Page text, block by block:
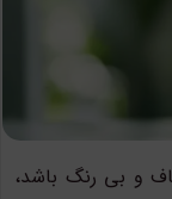
و بی رنگ باشد،